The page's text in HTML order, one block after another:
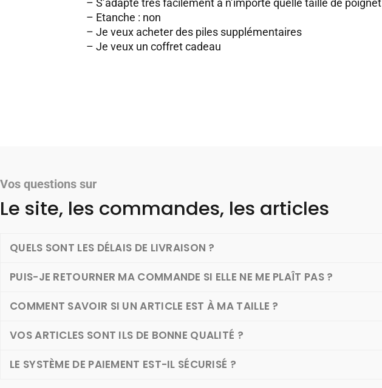
– S’adapte très facilement à n’importe quelle taille de poignet
– Etanche : non
– Je veux acheter des piles supplémentaires
– Je veux un coffret cadeau
Vos questions sur
Le site, les commandes, les articles
QUELS SONT LES DÉLAIS DE LIVRAISON ?
PUIS-JE RETOURNER MA COMMANDE SI ELLE NE ME PLAÎT PAS ?
COMMENT SAVOIR SI UN ARTICLE EST À MA TAILLE ?
VOS ARTICLES SONT ILS DE BONNE QUALITÉ ?
LE SYSTÈME DE PAIEMENT EST-IL SÉCURISÉ ?